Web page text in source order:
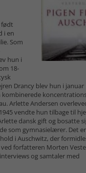
født
i en
Som
hun i
18-
Drancy blev hun i januar
Arlette Andersen
vendte hun tilbage til
dansk gift og bosatte
som gymnasielærer. Det
i Auschwitz, der
forfatteren Morten
og samtaler med